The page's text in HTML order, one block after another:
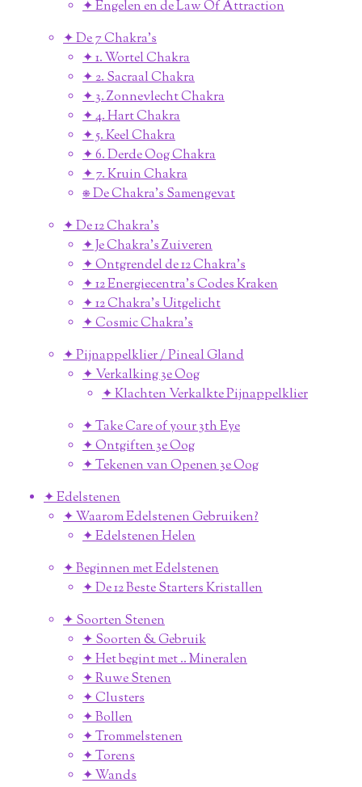
✦ Engelen en de Law Of Attraction
✦ De 7 Chakra's
✦ 1. Wortel Chakra
✦ 2. Sacraal Chakra
✦ 3. Zonnevlecht Chakra
✦ 4. Hart Chakra
✦ 5. Keel Chakra
✦ 6. Derde Oog Chakra
✦ 7. Kruin Chakra
⎈ De Chakra's Samengevat
✦ De 12 Chakra's
✦ Je Chakra's Zuiveren
✦ Ontgrendel de 12 Chakra's
✦ 12 Energiecentra's Codes Kraken
✦ 12 Chakra's Uitgelicht
✦ Cosmic Chakra's
✦ Pijnappelklier / Pineal Gland
✦ Verkalking 3e Oog
✦ Klachten Verkalkte Pijnappelklier
✦ Take Care of your 3th Eye
✦ Ontgiften 3e Oog
✦ Tekenen van Openen 3e Oog
✦ Edelstenen
✦ Waarom Edelstenen Gebruiken?
✦ Edelstenen Helen
✦ Beginnen met Edelstenen
✦ De 12 Beste Starters Kristallen
✦ Soorten Stenen
✦ Soorten & Gebruik
✦ Het begint met .. Mineralen
✦ Ruwe Stenen
✦ Clusters
✦ Bollen
✦ Trommelstenen
✦ Torens
✦ Wands